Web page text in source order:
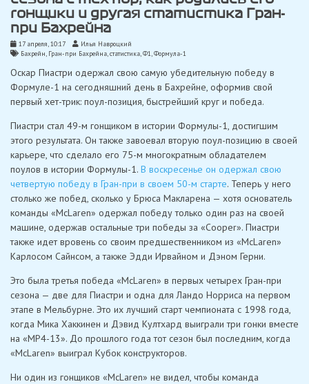
гонщики и другая статистика Гран-
при Бахрейна
17 апреля, 10:17
Илья Навроцкий
Бахрейн, Гран-при Бахрейна,статистика,Ф1,Формула-1
Оскар Пиастри одержал свою самую убедительную победу в
Формуле-1 на сегодняшний день в Бахрейне, оформив свой
первый хет-трик: поул-позиция, быстрейший круг и победа.
Пиастри стал 49-м гонщиком в истории Формулы-1, достигшим
этого результата. Он также завоевал вторую поул-позицию в своей
карьере, что сделало его 75-м многократным обладателем
поулов в истории Формулы-1. В воскресенье он одержал свою
четвертую победу в Гран-при в своем 50-м старте. Теперь у него
столько же побед, сколько у Брюса Макларена — хотя основатель
команды «McLaren» одержал победу только один раз на своей
машине, одержав остальные три победы за «Cooper». Пиастри
также идет вровень со своим предшественником из «McLaren»
Карлосом Сайнсом, а также Эдди Ирвайном и Дэном Герни.
Это была третья победа «McLaren» в первых четырех Гран-при
сезона — две для Пиастри и одна для Ландо Норриса на первом
этапе в Мельбурне. Это их лучший старт чемпионата с 1998 года,
когда Мика Хаккинен и Дэвид Култхард выиграли три гонки вместе
на «MP4-13». До прошлого года тот сезон был последним, когда
«McLaren» выиграл Кубок конструкторов.
Ни один из гонщиков «McLaren» не видел, чтобы команда